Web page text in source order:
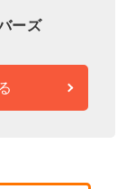
ーズ